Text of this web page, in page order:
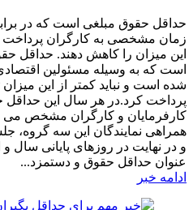
حداقل حقوق مبلغی است که در
زمان مشخصی به کارگران پرداخت
این میزان را کاهش دهند. حداقل
است که به وسیله مسئولین
شده است و نباید کمتر از این
پرداخت کرد.در هر سال این حداقل
کارفرمایان و کارگران مشخص می
همراهی نمایندگان این سه
و در نهایت در روزهای پایانی سال و
عنوان حداقل حقوق و دستمزد...
ادامه خبر